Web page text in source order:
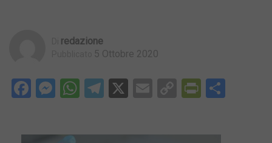
Redazione
5 Ottobre 2020
Facebook
Messenger
WhatsApp
Telegram
X EmailCopy